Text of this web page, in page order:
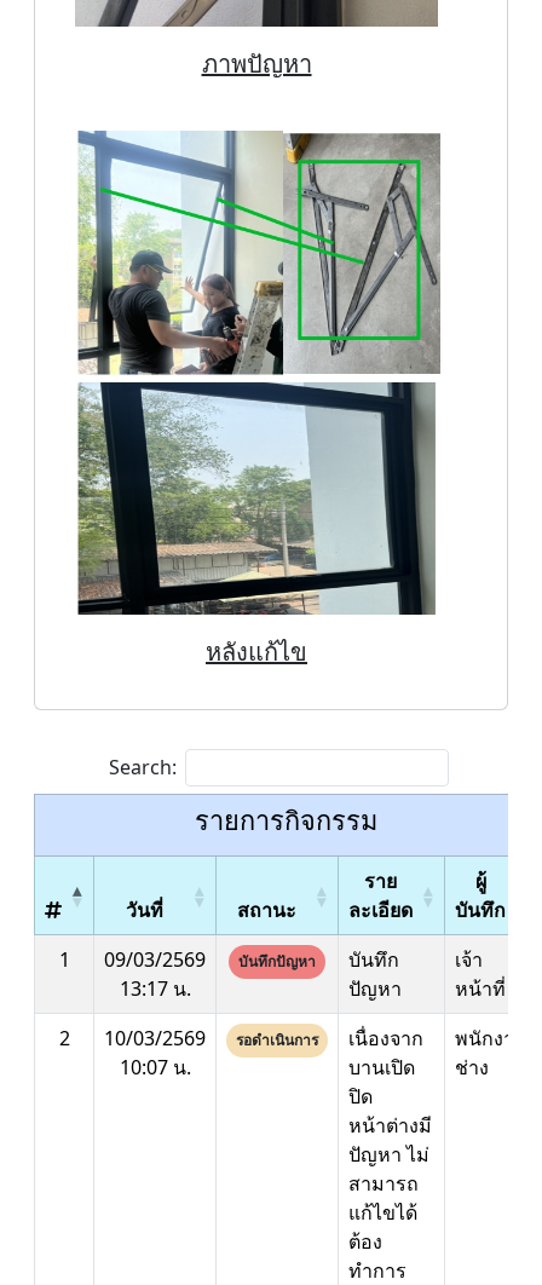
ภาพปัญหา
หลังแก้ไข
Search:
รายการกิจกรรม
วันที่ สถานะ
ราย
ละเอียด
ผู้
บันทึก
1
09/03/2569
13:17 น.
บันทึกปัญหา
บันทึก
ปัญหา
เจ้า
หน้าที่
2
10/03/2569
10:07 น.
รอดำเนินการ
เนื่องจาก
บานเปิด
ปิด
หน้าต่างมี
ปัญหา ไม่
สามารถ
แก้ไขได้
ต้อง
ทำการ
พนักงาน
ช่าง